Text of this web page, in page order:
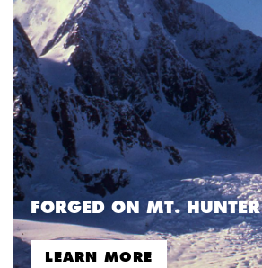
FORGED ON MT. HUNTER
LEARN MORE